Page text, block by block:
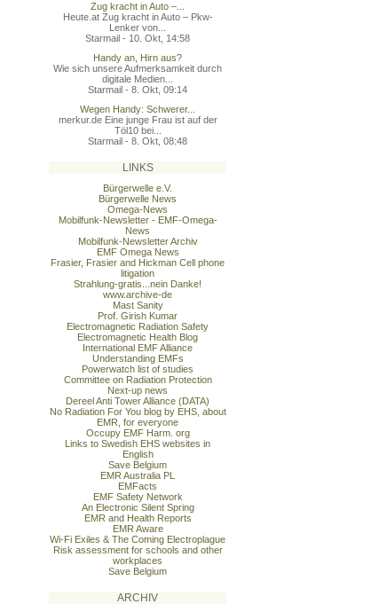
Zug kracht in Auto –...
Heute.at Zug kracht in Auto – Pkw-
Lenker von...
Starmail - 10. Okt, 14:58
Handy an, Hirn aus?
Wie sich unsere Aufmerksamkeit durch
digitale Medien...
Starmail - 8. Okt, 09:14
Wegen Handy: Schwerer...
merkur.de Eine junge Frau ist auf der
Töl10 bei...
Starmail - 8. Okt, 08:48
LINKS
Bürgerwelle e.V.
Bürgerwelle News
Omega-News
Mobilfunk-Newsletter - EMF-Omega-
News
Mobilfunk-Newsletter Archiv
EMF Omega News
Frasier, Frasier and Hickman Cell phone
litigation
Strahlung-gratis...nein Danke!
www.archive-de
Mast Sanity
Prof. Girish Kumar
Electromagnetic Radiation Safety
Electromagnetic Health Blog
International EMF Alliance
Understanding EMFs
Powerwatch list of studies
Committee on Radiation Protection
Next-up news
Dereel Anti Tower Alliance (DATA)
No Radiation For You blog by EHS, about
EMR, for everyone
Occupy EMF Harm. org
Links to Swedish EHS websites in
English
Save Belgium
EMR Australia PL
EMFacts
EMF Safety Network
An Electronic Silent Spring
EMR and Health Reports
EMR Aware
Wi-Fi Exiles & The Coming Electroplague
Risk assessment for schools and other
workplaces
Save Belgium
ARCHIV